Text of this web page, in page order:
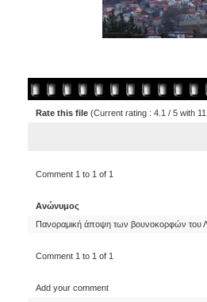
Rate this file (Current rating : 4.1 / 5 with
Comment 1 to 1 of 1
Ανώνυμος
Πανοραμική άποψη των βουνοκορφών του
Comment 1 to 1 of 1
Add your comment